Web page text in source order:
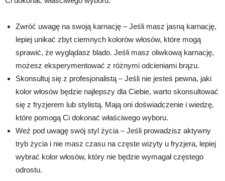
Zwróć uwagę na swoją karnację – Jeśli masz jasną karnację,
lepiej unikać zbyt ciemnych kolorów włosów, które mogą
sprawić, że wyglądasz blado. Jeśli masz oliwkową karnację,
możesz eksperymentować z różnymi odcieniami brązu.
Skonsultuj się z profesjonalistą – Jeśli nie jesteś pewna, jaki
kolor włosów będzie najlepszy dla Ciebie, warto skonsultować
się z fryzjerem lub stylistą. Mają oni doświadczenie i wiedzę,
które pomogą Ci dokonać właściwego wyboru.
Weź pod uwagę swój styl życia – Jeśli prowadzisz aktywny
tryb życia i nie masz czasu na częste wizyty u fryzjera, lepiej
wybrać kolor włosów, który nie będzie wymagał częstego
odrostu.